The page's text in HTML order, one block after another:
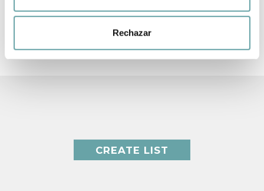
Rechazar
CREATE YOUR BABY LIST
Easy, fast and full of advantages
CREATE LIST